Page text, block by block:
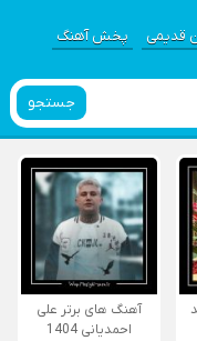
قدیمی پخش آهنگ
جستجو
آهنگ های برتر علی
احمدیانی 1404